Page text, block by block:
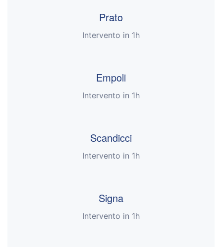
Prato
Intervento in 1h
Empoli
Intervento in 1h
Scandicci
Intervento in 1h
Signa
Intervento in 1h